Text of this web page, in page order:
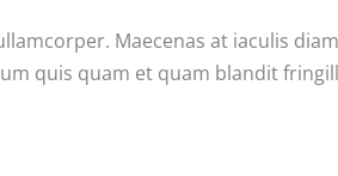
Maecenas at iaculis
quis quam et quam blandit